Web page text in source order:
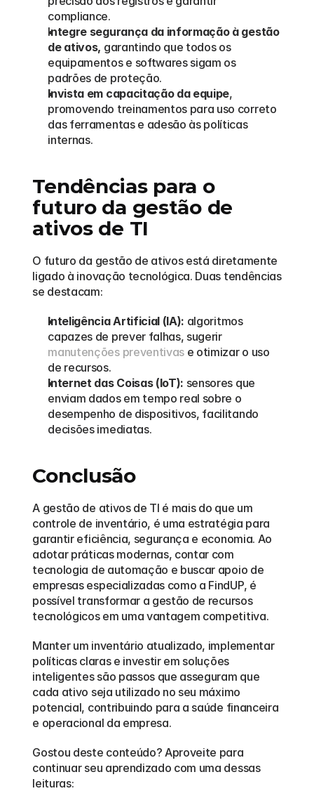
compliance.
Integre segurança da informação à gestão
de ativos, garantindo que todos os
equipamentos e softwares sigam os
padrões de proteção.
Invista em capacitação da equipe,
promovendo treinamentos para uso correto
das ferramentas e adesão às políticas
internas.
Tendências para o
futuro da gestão de
ativos de TI
O futuro da gestão de ativos está diretamente
ligado à inovação tecnológica. Duas tendências
se destacam:
Inteligência Artificial (IA): algoritmos
capazes de prever falhas, sugerir
manutenções preventivas e otimizar o uso
de recursos.
Internet das Coisas (IoT): sensores que
enviam dados em tempo real sobre o
desempenho de dispositivos, facilitando
decisões imediatas.
Conclusão
A gestão de ativos de TI é mais do que um
controle de inventário, é uma estratégia para
garantir eficiência, segurança e economia. Ao
adotar práticas modernas, contar com
tecnologia de automação e buscar apoio de
empresas especializadas como a FindUP, é
possível transformar a gestão de recursos
tecnológicos em uma vantagem competitiva.
Manter um inventário atualizado, implementar
políticas claras e investir em soluções
inteligentes são passos que asseguram que
cada ativo seja utilizado no seu máximo
potencial, contribuindo para a saúde financeira
e operacional da empresa.
Gostou deste conteúdo? Aproveite para
continuar seu aprendizado com uma dessas
leituras: